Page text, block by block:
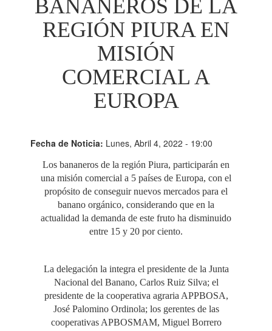
BANANEROS DE LA
REGIÓN PIURA EN
MISIÓN
COMERCIAL A
EUROPA
Fecha de Noticia: Lunes, Abril 4, 2022 - 19:00
Los bananeros de la región Piura, participarán en
una misión comercial a 5 países de Europa, con el
propósito de conseguir nuevos mercados para el
banano orgánico, considerando que en la
actualidad la demanda de este fruto ha disminuido
entre 15 y 20 por ciento.
La delegación la integra el presidente de la Junta
Nacional del Banano, Carlos Ruiz Silva; el
presidente de la cooperativa agraria APPBOSA,
José Palomino Ordinola; los gerentes de las
cooperativas APBOSMAM, Miguel Borrero